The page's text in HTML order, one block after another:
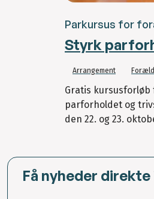
Parkursus for
Styrk
Arrangement
Gratis
parforholdet og
den 22. og 23.
Få nyheder direkte